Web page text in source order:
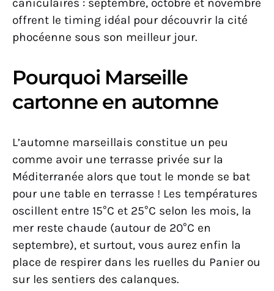
caniculaires : septembre, octobre et novembre
offrent le timing idéal pour découvrir la cité
phocéenne sous son meilleur jour.
Pourquoi Marseille
cartonne en automne
L’automne marseillais constitue un peu
comme avoir une terrasse privée sur la
Méditerranée alors que tout le monde se bat
pour une table en terrasse ! Les températures
oscillent entre 15°C et 25°C selon les mois, la
mer reste chaude (autour de 20°C en
septembre), et surtout, vous aurez enfin la
place de respirer dans les ruelles du Panier ou
sur les sentiers des calanques.